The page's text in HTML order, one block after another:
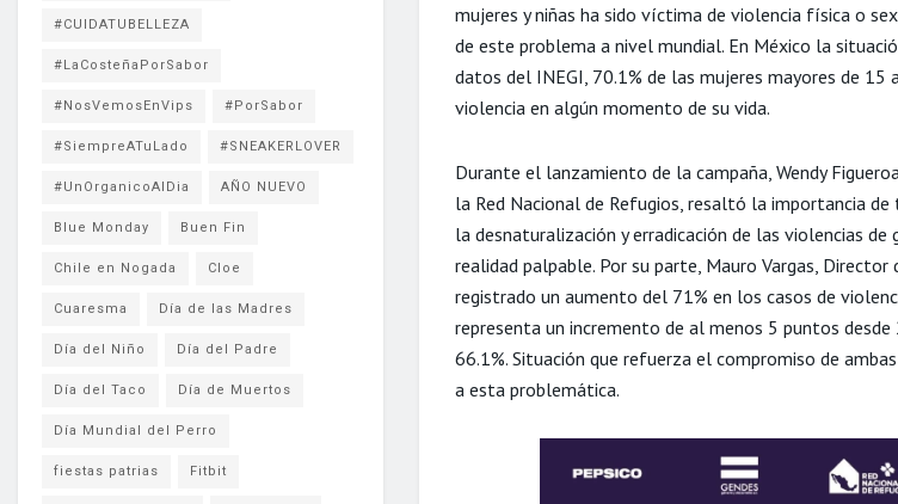
mujeres y niñas ha sido víctima de violencia física o
de este problema a nivel mundial. En México la
datos del INEGI, 70.1% de las mujeres mayores de 15
violencia en algún momento de su vida.
Durante el lanzamiento de la campaña, Wendy
la Red Nacional de Refugios, resaltó la importancia
la desnaturalización y erradicación de las violencias de
realidad palpable. Por su parte, Mauro Vargas, Director
registrado un aumento del 71% en los casos de
representa un incremento de al menos 5 puntos
66.1%. Situación que refuerza el compromiso de
a esta problemática.
#CUIDATUBELLEZA
#LaCosteñaPorSabor
#NosVemosEnVips #PorSabor
#SiempreATuLado #SNEAKERLOVER
#UnOrganicoAlDia AÑO NUEVO
Blue Monday Buen Fin
Chile en Nogada Cloe
Cuaresma Día de las Madres
Día del Niño Día del Padre
Día del Taco Día de Muertos
Día Mundial del Perro
fiestas patrias Fitbit